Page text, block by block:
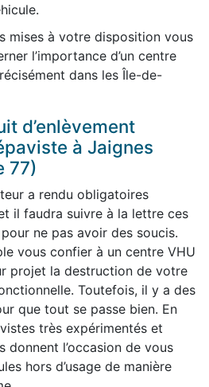
mises à votre disposition vous
l’importance d’un centre
dans les Île-de-
d’enlèvement
à Jaignes
77)
a rendu obligatoires
il faudra suivre à la lettre ces
ne pas avoir des soucis.
vous confier à un centre VHU
projet la destruction de votre
Toutefois, il y a des
que tout se passe bien. En
très expérimentés et
donnent l’occasion de vous
hors d’usage de manière